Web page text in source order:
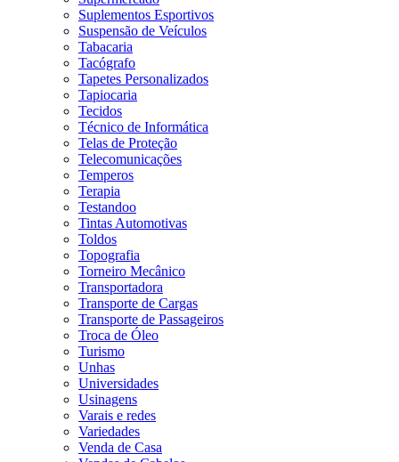
Suplementos Esportivos
Suspensão de Veículos
Tabacaria
Tacógrafo
Tapetes Personalizados
Tapiocaria
Tecidos
Técnico de Informática
Telas de Proteção
Telecomunicações
Temperos
Terapia
Testandoo
Tintas Automotivas
Toldos
Topografia
Torneiro Mecânico
Transportadora
Transporte de Cargas
Transporte de Passageiros
Troca de Óleo
Turismo
Unhas
Universidades
Usinagens
Varais e redes
Variedades
Venda de Casa